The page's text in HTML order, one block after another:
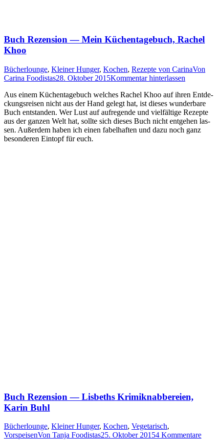
Buch Rezension — Mein Küchentagebuch, Rachel
Khoo
Bücherlounge, Kleiner Hunger, Kochen, Rezepte von CarinaVon
Carina Foodistas28. Oktober 2015Kommentar hinterlassen
Aus einem Küchen­ta­ge­buch wel­ches Rachel Khoo auf ihren Ent­de­
ckungs­rei­sen nicht aus der Hand gelegt hat, ist die­ses wun­der­ba­re
Buch ent­stan­den. Wer Lust auf auf­re­gen­de und viel­fäl­ti­ge Rezep­te
aus der gan­zen Welt hat, soll­te sich die­ses Buch nicht ent­ge­hen las­
sen. Außer­dem haben ich einen fabel­haf­ten und dazu noch ganz
beson­de­ren Ein­topf für euch.
Buch Rezension — Lisbeths Krimiknabbereien,
Karin Buhl
Bücherlounge, Kleiner Hunger, Kochen, Vegetarisch,
VorspeisenVon Tanja Foodistas25. Oktober 20154 Kommentare